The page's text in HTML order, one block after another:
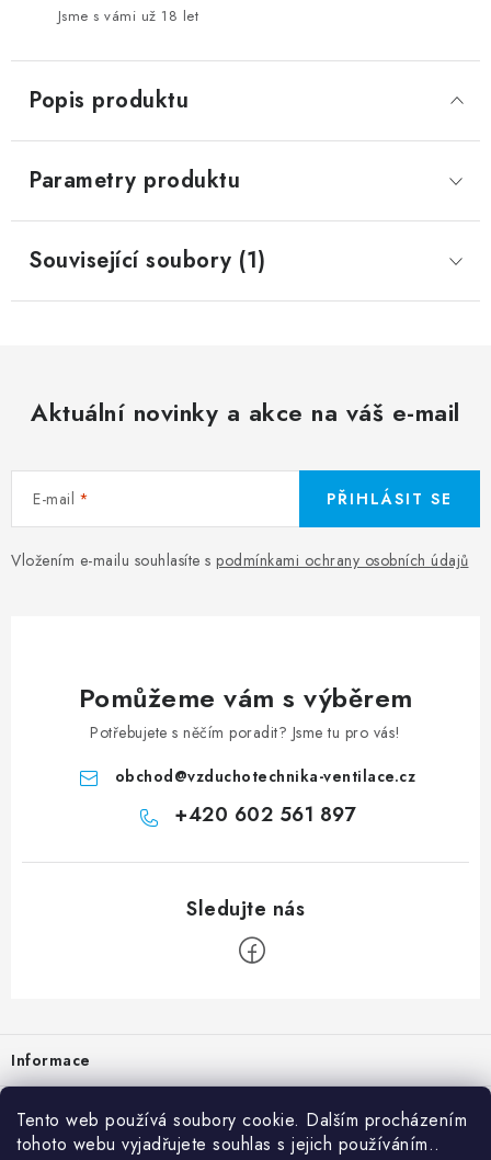
Tento web používá soubory cookie. Dalším procházením
tohoto webu vyjadřujete souhlas s jejich používáním..
Jsme s vámi už 18 let
Popis produktu
Parametry produktu
Související soubory (1)
Aktuální novinky a akce na váš e-mail
E-mail
Vložením e-mailu souhlasíte s podmínkami ochrany osobních údajů
PŘIHLÁSIT SE
Pomůžeme vám s výběrem
Potřebujete s něčím poradit? Jsme tu pro vás!
obchod@vzduchotechnika-ventilace.cz
+420 602 561 897
Informace
Prodejna